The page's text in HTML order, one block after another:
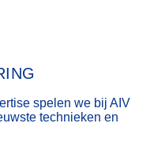
spelen we bij AIV
technieken en